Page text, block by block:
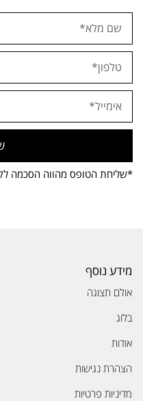
*שליחת הטופס מהווה הסכמה
מידע נוסף
אולם תצוגה
בלוג
אודות
הצהרת נגישות
מדיניות פרטיות